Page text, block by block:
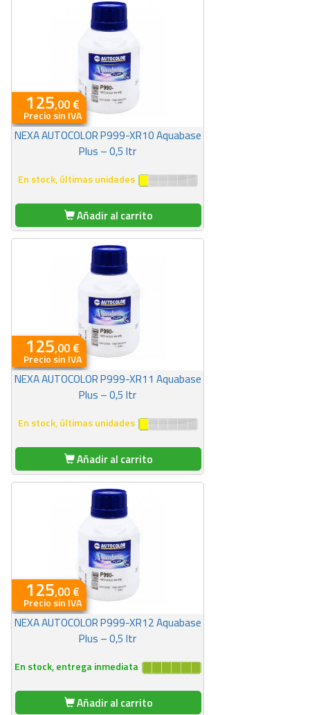
125,00 €
Precio sin IVA
En stock, últimas unidades
NEXA AUTOCOLOR P999-XR10 Aquabase
Plus – 0,5 ltr
Añadir al carrito
125,00 €
Precio sin IVA
En stock, últimas unidades
NEXA AUTOCOLOR P999-XR11 Aquabase
Plus – 0,5 ltr
Añadir al carrito
125,00 €
Precio sin IVA
En stock, entrega inmediata
NEXA AUTOCOLOR P999-XR12 Aquabase
Plus – 0,5 ltr
Añadir al carrito